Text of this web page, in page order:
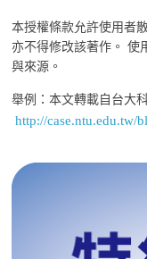
本授權條款允許使用者
亦不得修改該著作。 使
與來源。
舉例：本文轉載自台大
http://case.ntu.edu.tw/